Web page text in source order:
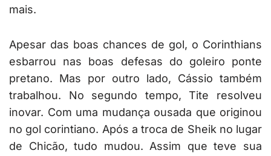
mais.
Apesar das boas chances de gol, o Corinthians
esbarrou nas boas defesas do goleiro ponte
pretano. Mas por outro lado, Cássio também
trabalhou. No segundo tempo, Tite resolveu
inovar. Com uma mudança ousada que originou
no gol corintiano. Após a troca de Sheik no lugar
de Chicão, tudo mudou. Assim que teve sua